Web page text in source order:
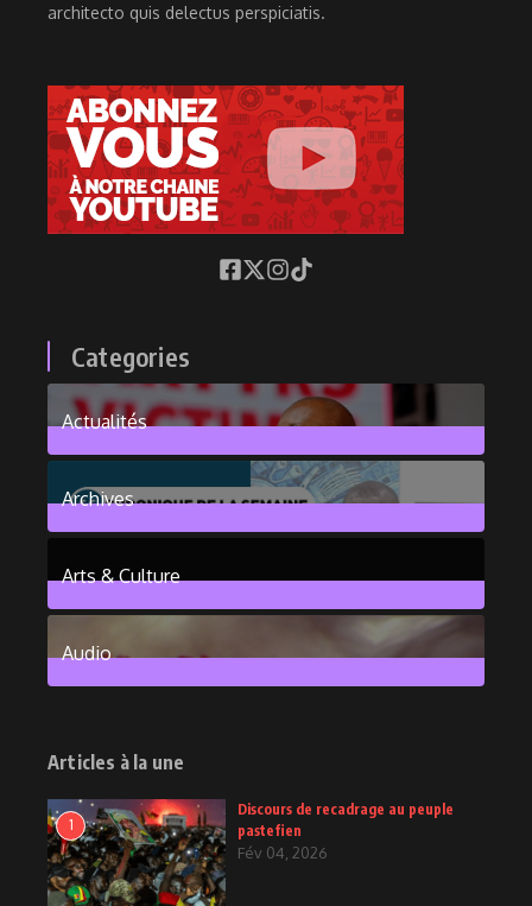
architecto quis delectus perspiciatis.
Categories
Actualités
376Posts
Archives
Arts & Culture
6Posts
Audio
Articles à la une
1
Discours de recadrage au peuple
pastefien
Fév 04, 2026